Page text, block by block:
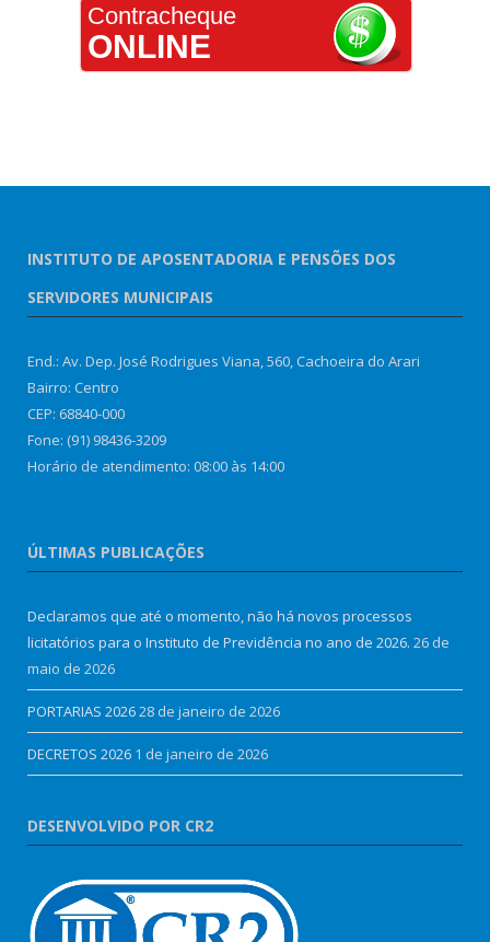
Contracheque
ONLINE
INSTITUTO DE APOSENTADORIA E PENSÕES DOS
SERVIDORES MUNICIPAIS
End.: Av. Dep. José Rodrigues Viana, 560, Cachoeira do Arari
Bairro: Centro
CEP: 68840-000
Fone: (91) 98436-3209
Horário de atendimento: 08:00 às 14:00
ÚLTIMAS PUBLICAÇÕES
Declaramos que até o momento, não há novos processos
licitatórios para o Instituto de Previdência no ano de 2026. 26 de
maio de 2026
PORTARIAS 202628 de janeiro de 2026
DECRETOS 2026 1 de janeiro de 2026
DESENVOLVIDO POR CR2